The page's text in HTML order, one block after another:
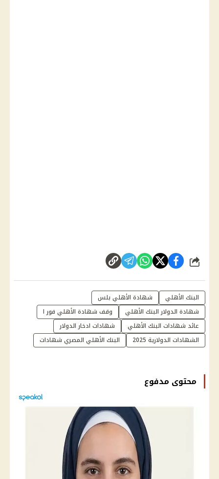
شارك
البنك الأهلي
شهادة الأهلي بلس
شهادة الدولار البنك الأهلي
وقف شهادة الأهلي فور ا
عائد شهادات البنك الأهلي
شهادات ادخار الدولار
الشهادات الدولارية 2025
البنك الأهلي المصري شهادات
محتوى مدفوع